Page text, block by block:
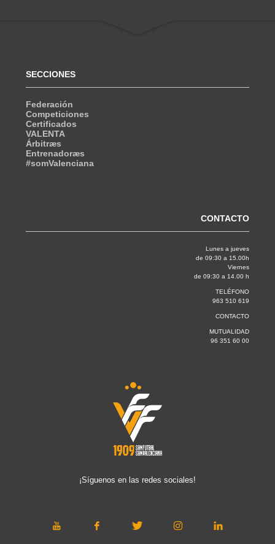
SECCIONES
Federación
Competiciones
Certificados
VALENTA
Árbitræs
Entrenadoræs
#somValenciana
CONTACTO
Lunes a jueves
de 09:30 a 15.00h
Viernes
de 09:30 a 14.00 h
TELÉFONO
963 510 619
CONTACTO
MUTUALIDAD
96 351 60 00
¡Síguenos en las redes sociales!